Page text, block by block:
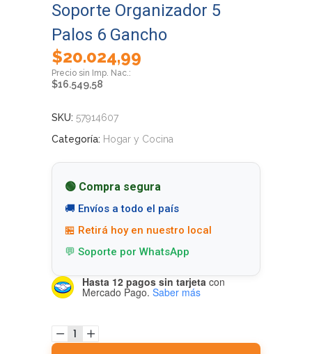
Soporte Organizador 5
Palos 6 Gancho
$20.024,99
$16.549,58
SKU: 57914607
Categoría: Hogar y Cocina
🟢 Compra segura
🚚 Envíos a todo el país
🏪 Retirá hoy en nuestro local
💬 Soporte por WhatsApp
Hasta 12 pagos sin tarjeta con
Mercado Pago. Saber más